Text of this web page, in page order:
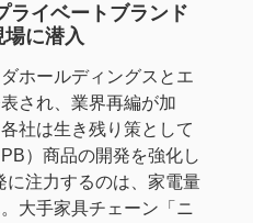
ライベートブランド
に潜入
ホールディングスとエ
され、業界再編が加
社は生き残り策として
）商品の開発を強化し
に注力するのは、家電量
大手家具チェーン「ニ